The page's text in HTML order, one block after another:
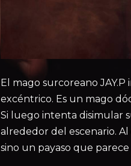
El mago surcoreano
excéntrico. Es un mago
Si luego intenta disimular
alrededor del escenario.
sino un payaso que